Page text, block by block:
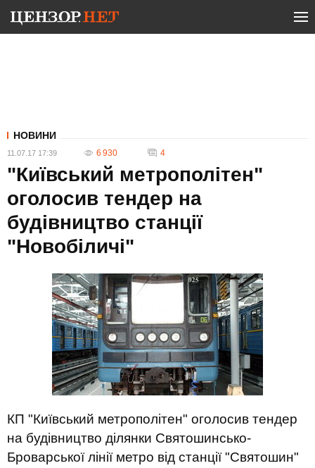
НОВИНИ
11.07.17 17:39 6 930 4
"Київський метрополітен"
оголосив тендер на
будівництво станції
"Новобіличі"
КП "Київський метрополітен" оголосив тендер
на будівництво ділянки Святошинсько-
Броварської лінії метро від станції "Святошин"